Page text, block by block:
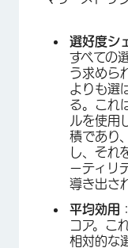
選好度シ
すべての
う求めら
よりも選
る。これ
ルを使用
積であり
し、それ
ーティリ
導き出さ
平均効用
コア。こ
相対的な